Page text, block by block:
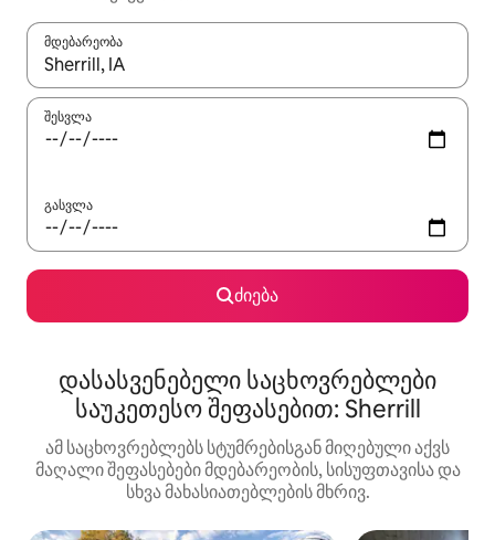
მდებარეობა
როცა შედეგები ხელმისაწვდომი გახდება, ნავიგაციისთვის
შესვლა
გასვლა
ძიება
დასასვენებელი საცხოვრებლები
საუკეთესო შეფასებით: Sherrill
ამ საცხოვრებლებს სტუმრებისგან მიღებული აქვს
მაღალი შეფასებები მდებარეობის, სისუფთავისა და
სხვა მახასიათებლების მხრივ.